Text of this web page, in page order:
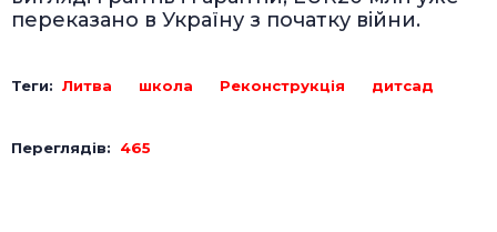
переказано в Україну з початку війни.
Теги: Литва школа Реконструкція дитсад
Переглядів: 465